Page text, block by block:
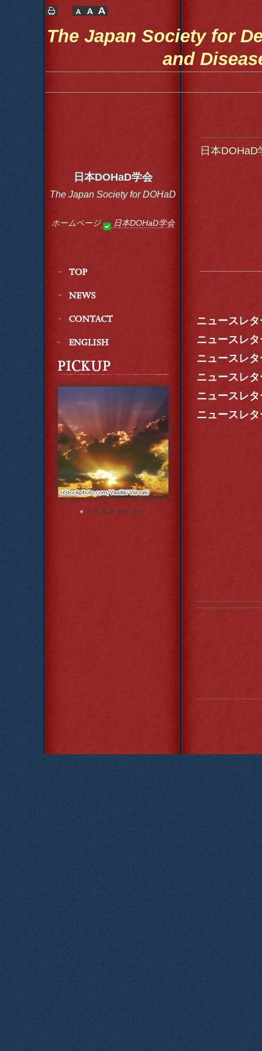
The Japan Society for
and
日本
ニュースレ
ニュースレ
ニュースレ
ニュースレ
ニュースレ
ニュースレ
日本DOHaD学会
The Japan Society for DOHaD
ホームページ 日本DOHaD学会